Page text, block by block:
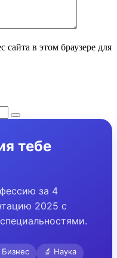
в этом браузере для
тебе
за 4
2025 с
Бизнес
🔬 Наука